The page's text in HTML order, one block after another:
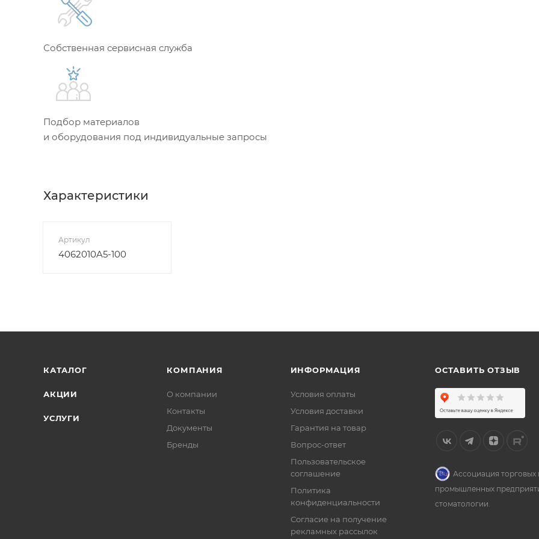
Собственная сервисная служба
Подбор материалов
и оборудования под индивидуальные запросы
Характеристики
Артикул
4062010A5-100
КАТАЛОГ
АКЦИИ
УСЛУГИ
КОМПАНИЯ
О компании
Контакты
Документы
Бренды
ИНФОРМАЦИЯ
Условия оплаты
Условия доставки
Гарантия на товар
Вопрос-ответ
Пользовательское
соглашение
Политика
конфиденциальности
Согласие на получение
рекламных рассылок
ОСТАВИТЬ ОТЗЫВ
Ассоциация торговых
промышленных
стоматологии.